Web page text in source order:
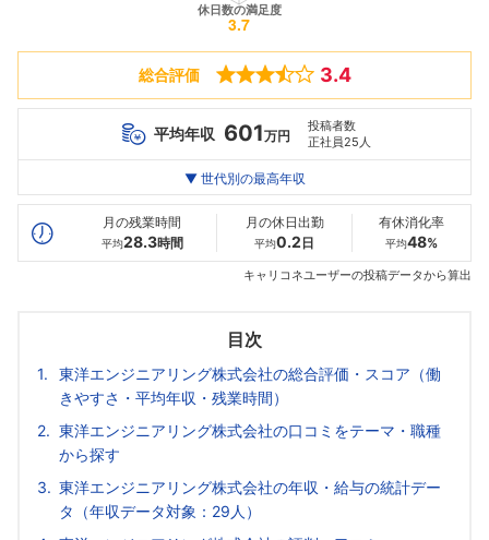
総合評価 3.4
平均年収 601万円
投稿者数
正社員25人
最高年収
20代
806万
30代
896万
--万
▼ 世代別の最高年収
月の残業時間
平均28.3時間
月の休日出勤
平均0.2 日
有休消化率
平均48%
キャリコネユーザーの投稿データから算出
目次
東洋エンジニアリング株式会社の総合評価・スコア（働
きやすさ・平均年収・残業時間）
東洋エンジニアリング株式会社の口コミをテーマ・職種
から探す
東洋エンジニアリング株式会社の年収・給与の統計デー
タ（年収データ対象：29人）